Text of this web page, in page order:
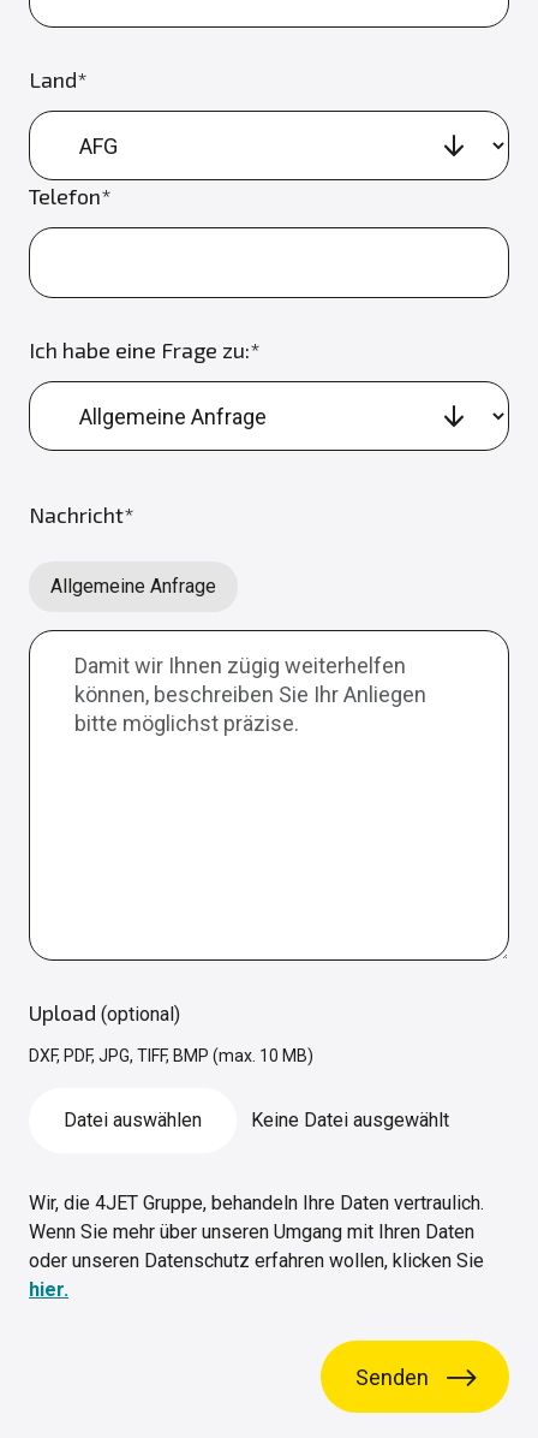
Land*
Telefon*
Ich habe eine Frage zu:*
Nachricht*
Allgemeine Anfrage
Upload (optional)
DXF, PDF, JPG, TIFF, BMP (max. 10 MB)
Keine Datei ausgewählt
Datei auswählen
Wir, die 4JET Gruppe, behandeln Ihre Daten vertraulich.
Wenn Sie mehr über unseren Umgang mit Ihren Daten
oder unseren Datenschutz erfahren wollen, klicken Sie
hier.
Senden